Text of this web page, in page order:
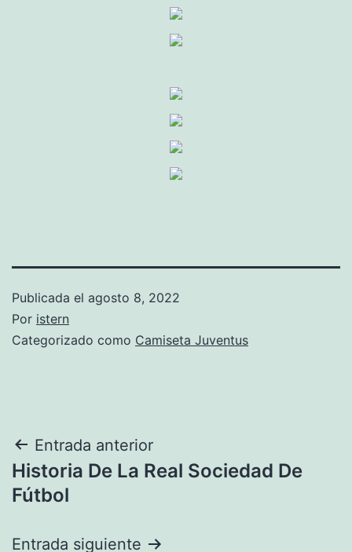
Publicada el agosto 8, 2022
Por istern
Categorizado como Camiseta Juventus
Navegación
de
Entrada anterior
Historia De La Real Sociedad De
Fútbol
Entrada siguiente